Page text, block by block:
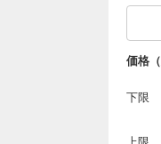
価格
下限